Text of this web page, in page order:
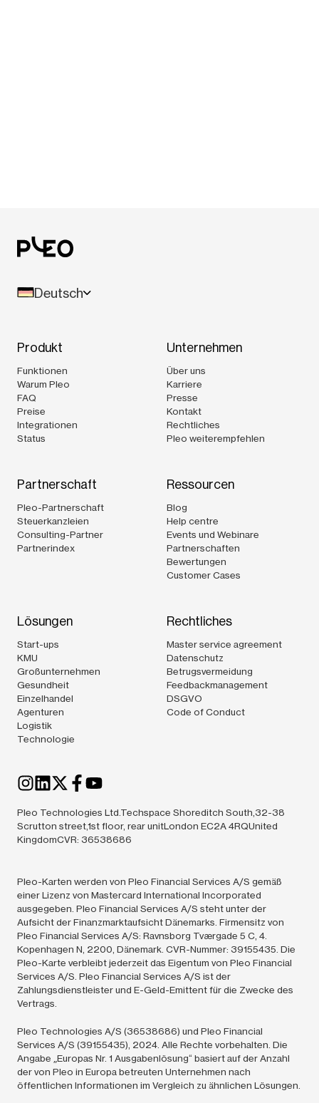
Deutsch
Produkt
Funktionen
Warum Pleo
FAQ
Preise
Integrationen
Status
Unternehmen
Über uns
Karriere
Presse
Kontakt
Rechtliches
Pleo weiterempfehlen
Partnerschaft
Pleo-Partnerschaft
Steuerkanzleien
Consulting-Partner
Partnerindex
Ressourcen
Blog
Help centre
Events und Webinare
Partnerschaften
Bewertungen
Customer Cases
Lösungen
Start-ups
KMU
Großunternehmen
Gesundheit
Einzelhandel
Agenturen
Logistik
Technologie
Rechtliches
Master service agreement
Datenschutz
Betrugsvermeidung
Feedbackmanagement
DSGVO
Code of Conduct
Pleo Technologies Ltd.Techspace Shoreditch South,32-38
Scrutton street,1st floor, rear unitLondon EC2A 4RQUnited
KingdomCVR: 36538686
Pleo-Karten werden von Pleo Financial Services A/S gemäß
einer Lizenz von Mastercard International Incorporated
ausgegeben. Pleo Financial Services A/S steht unter der
Aufsicht der Finanzmarktaufsicht Dänemarks. Firmensitz von
Pleo Financial Services A/S: Ravnsborg Tværgade 5 C, 4.
Kopenhagen N, 2200, Dänemark. CVR-Nummer: 39155435. Die
Pleo-Karte verbleibt jederzeit das Eigentum von Pleo Financial
Services A/S. Pleo Financial Services A/S ist der
Zahlungsdienstleister und E-Geld-Emittent für die Zwecke des
Vertrags.
Pleo Technologies A/S (36538686) und Pleo Financial
Services A/S (39155435), 2024. Alle Rechte vorbehalten. Die
Angabe „Europas Nr. 1 Ausgabenlösung“ basiert auf der Anzahl
der von Pleo in Europa betreuten Unternehmen nach
öffentlichen Informationen im Vergleich zu ähnlichen Lösungen.